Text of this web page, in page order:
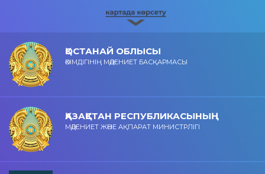
ҚОСТАНАЙ ОБЛЫСЫ
ӘКІМДІГІНІҢ МӘДЕНИЕТ БАСҚАРМАСЫ
ҚАЗАҚСТАН РЕСПУБЛИКАСЫНЫҢ
МӘДЕНИЕТ ЖӘНЕ АҚПАРАТ МИНИСТРЛІГІ